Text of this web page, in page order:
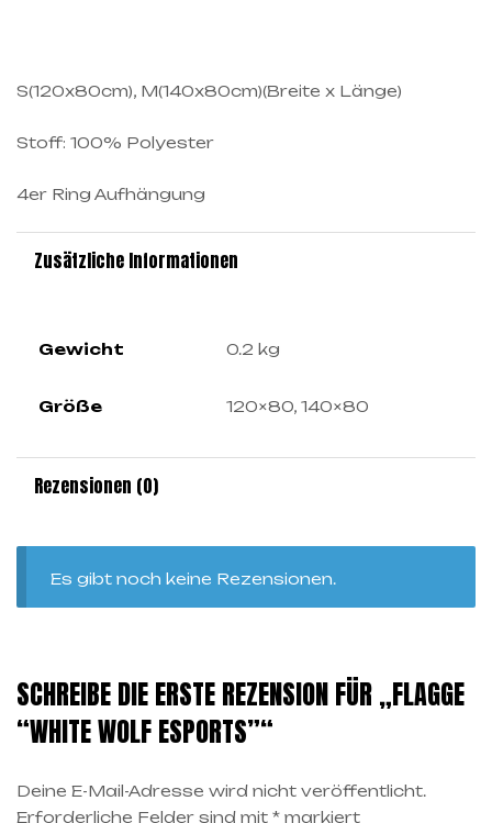
S(120x80cm), M(140x80cm)(Breite x Länge)
Stoff: 100% Polyester
4er Ring Aufhängung
Zusätzliche Informationen
Gewicht 0.2 kg
Größe 120×80, 140×80
Rezensionen (0)
Es gibt noch keine Rezensionen.
SCHREIBE DIE ERSTE REZENSION FÜR „FLAGGE
“WHITE WOLF ESPORTS”“
Deine E-Mail-Adresse wird nicht veröffentlicht.
Erforderliche Felder sind mit * markiert